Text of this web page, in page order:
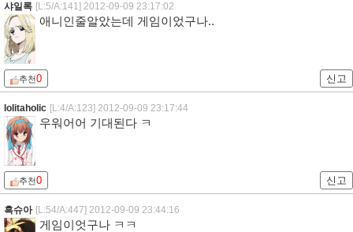
샤일록 [L:5/A:141] 2012-09-09 23:17:02
애니인줄알았는데 게임이었구나..
추천0 신고
lolitaholic [L:4/A:123] 2012-09-09 23:17:44
우워어어 기대된다 ㅋ
추천0 신고
흑슈아 [L:54/A:447] 2012-09-09 23:44:16
게임이엇구나 ㅋㅋ